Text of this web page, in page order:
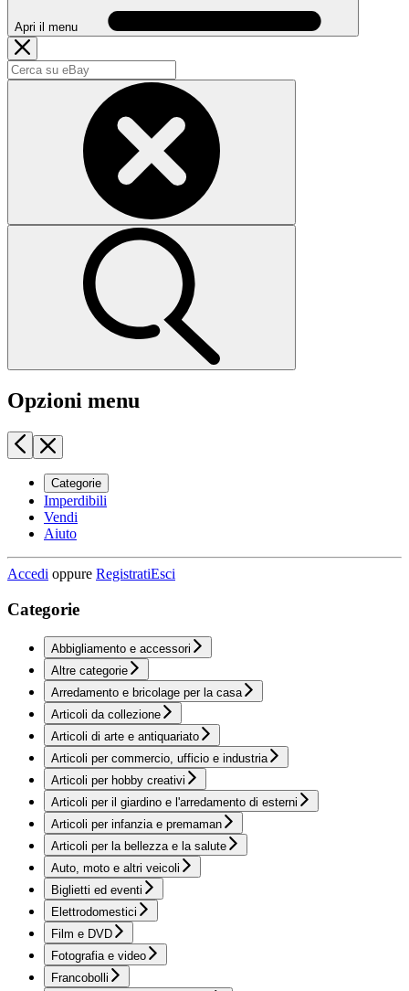
Apri il menu
Opzioni menu
Categorie
Imperdibili
Vendi
Aiuto
Accedi oppure RegistratiEsci
Categorie
Abbigliamento e accessori
Altre categorie
Arredamento e bricolage per la casa
Articoli da collezione
Articoli di arte e antiquariato
Articoli per commercio, ufficio e industria
Articoli per hobby creativi
Articoli per il giardino e l'arredamento di esterni
Articoli per infanzia e premaman
Articoli per la bellezza e la salute
Auto, moto e altri veicoli
Biglietti ed eventi
Elettrodomestici
Film e DVD
Fotografia e video
Francobolli